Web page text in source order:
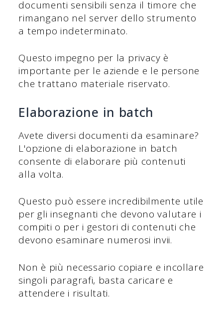
documenti sensibili senza il timore che
rimangano nel server dello strumento
a tempo indeterminato.
Questo impegno per la privacy è
importante per le aziende e le persone
che trattano materiale riservato.
Elaborazione in batch
Avete diversi documenti da esaminare?
L'opzione di elaborazione in batch
consente di elaborare più contenuti
alla volta.
Questo può essere incredibilmente utile
per gli insegnanti che devono valutare i
compiti o per i gestori di contenuti che
devono esaminare numerosi invii.
Non è più necessario copiare e incollare
singoli paragrafi, basta caricare e
attendere i risultati.